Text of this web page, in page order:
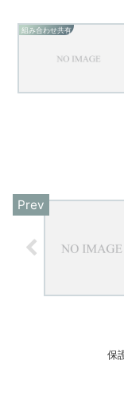
組み合わせ共有
保